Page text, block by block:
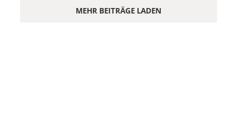
MEHR BEITRÄGE LADEN